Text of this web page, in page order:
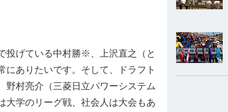
投げている中村勝※、上沢直之（と
にありたいです。そして、ドラフト
野村亮介（三菱日立パワーシステム
大学のリーグ戦、社会人は大会もあ